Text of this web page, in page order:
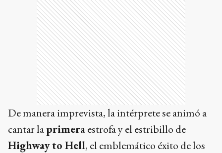
De manera imprevista, la intérprete se animó a
cantar laprimeraestrofa y el estribillo de
Highway to Hell, el emblemático éxito de los